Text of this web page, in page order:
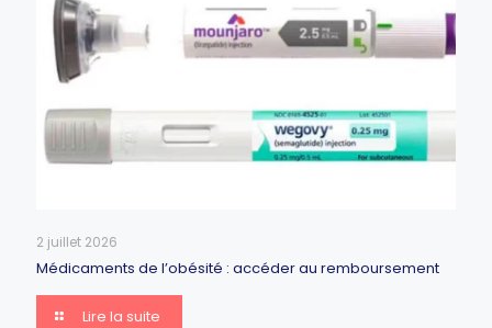
2 juillet 2026
Médicaments de l’obésité : accéder au remboursement
Lire la suite